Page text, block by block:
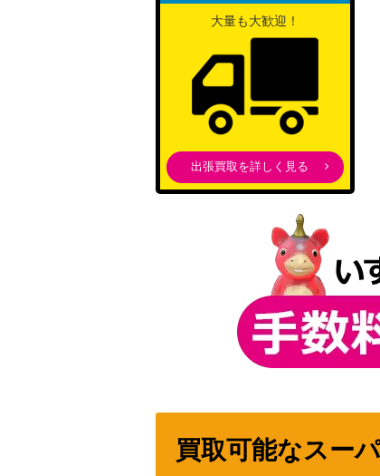
大量も大歓迎！
出張買取を詳しく見る
買取可能なスー